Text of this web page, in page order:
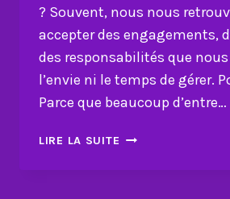
? Souvent, nous nous
accepter des engagements,
des responsabilités que nous
l’envie ni le temps de gérer.
Parce que beaucoup d’entre…
LIRE LA SUITE COMMENT